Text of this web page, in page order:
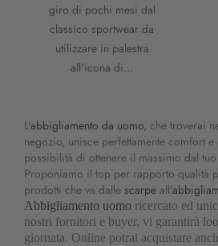
giro di pochi mesi dal
classico sportwear da
utilizzare in palestra
all'icona di...
L'abbigliamento da uomo, che troverai
negozio, unisce perfettamente comfort
possibilità di ottenere il massimo dal
Proponiamo il top per rapporto qualità
prodotti che va dalle scarpe all'
Abbigliamento uomo ricercato ed
nostri fornitori e buyer, vi garantirà
giornata. Online potrai acquistare